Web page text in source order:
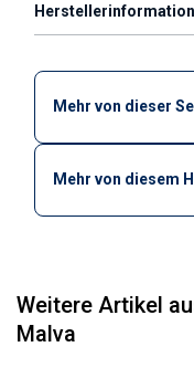
Mehr von dieser
Mehr von diesem
Weitere Artikel
Malva